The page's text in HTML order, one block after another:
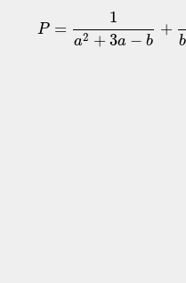
P =
1
a2 + 3a − b
+
b